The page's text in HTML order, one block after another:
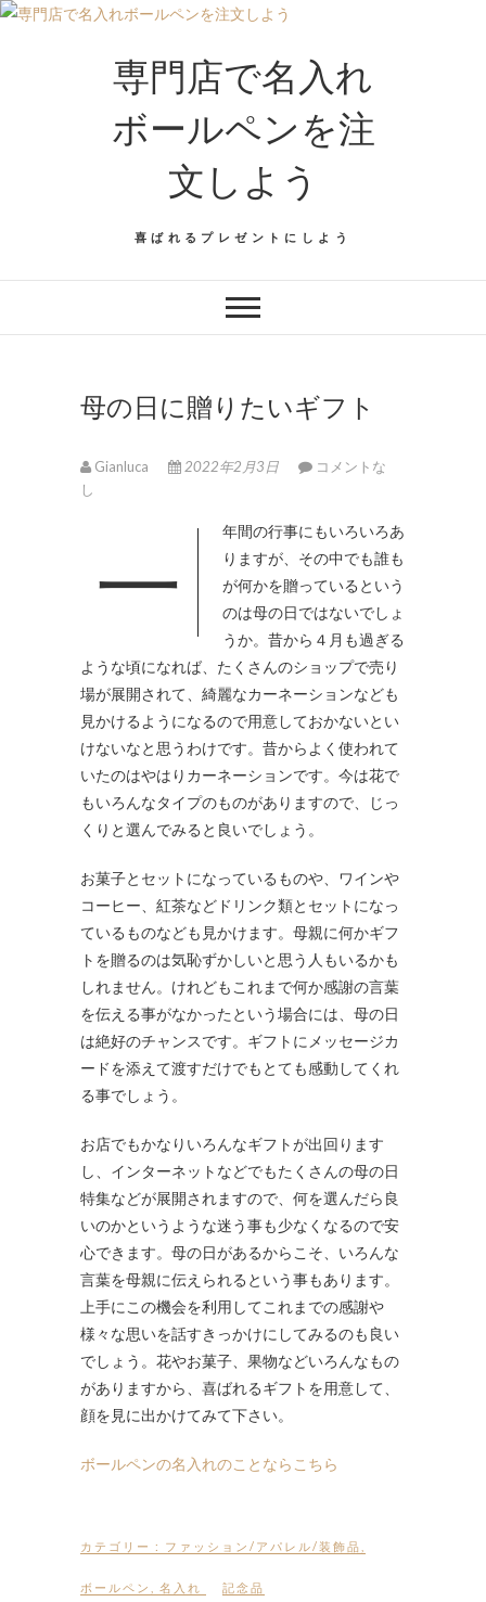
専門店で名入れ
ボールペンを注
文しよう
喜ばれるプレゼントにしよう
母の日に贈りたいギフト
Gianluca 2022年2月3日
コメントな
し
一年間の行事にもいろいろあ
りますが、その中でも誰も
が何かを贈っているという
のは母の日ではないでしょ
うか。 昔から４月も過ぎる
ような頃になれば、たくさんのショップで売り
場が展開されて、綺麗なカーネーションなども
見かけるようになるので用意しておかないとい
けないなと思うわけです。昔からよく使われて
いたのはやはりカーネーションです。今は花で
もいろんなタイプのものがありますので、じっ
くりと選んでみると良いでしょう。
お菓子とセットになっているものや、ワインや
コーヒー、紅茶などドリンク類とセットになっ
ているものなども見かけます。母親に何かギフ
トを贈るのは気恥ずかしいと思う人もいるかも
しれません。けれどもこれまで何か感謝の言葉
を伝える事がなかったという場合には、母の日
は絶好のチャンスです。ギフトにメッセージカ
ードを添えて渡すだけでもとても感動してくれ
る事でしょう。
お店でもかなりいろんなギフトが出回ります
し、インターネットなどでもたくさんの母の日
特集などが展開されますので、何を選んだら良
いのかというような迷う事も少なくなるので安
心できます。母の日があるからこそ、いろんな
言葉を母親に伝えられるという事もあります。
上手にこの機会を利用してこれまでの感謝や
様々な思いを話すきっかけにしてみるのも良い
でしょう。花やお菓子、果物などいろんなもの
がありますから、喜ばれるギフトを用意して、
顔を見に出かけてみて下さい。
ボールペンの名入れのことならこちら
カテゴリー : ファッション/アパレル/装飾品
ボールペン 名入れ 記念品